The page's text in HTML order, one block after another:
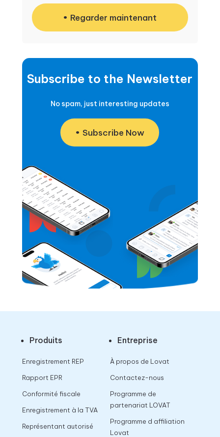
Regarder maintenant
Subscribe to the Newsletter
No spam, just interesting updates
Subscribe Now
Produits
Enregistrement REP
Rapport EPR
Conformité fiscale
Enregistrement à la TVA
Représentant autorisé
Entreprise
À propos de Lovat
Contactez-nous
Programme de
partenariat LOVAT
Programme d affiliation
Lovat